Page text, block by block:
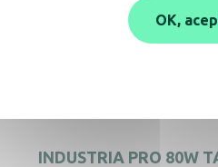
también
INDUSTRIA PRO 80W
OK,